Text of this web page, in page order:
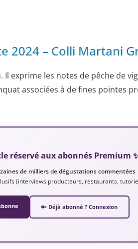
2024 – Colli Martani
exprime les notes de pêche de
associées à de fines pointes
réservé aux abonnés Premium
de milliers de dégustations commentées
(interviews producteurs, restaurants,
🔑 Déjà abonné ? Connexion